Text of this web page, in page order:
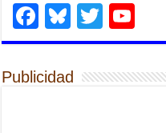
Facebook
Bluesky
Twitter
Publicidad